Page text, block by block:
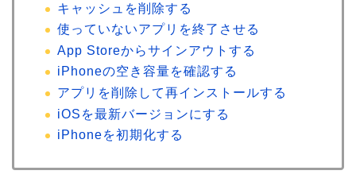
キャッシュを削除する
使っていないアプリを終了させる
App Storeからサインアウトする
iPhoneの空き容量を確認する
アプリを削除して再インストールする
iOSを最新バージョンにする
iPhoneを初期化する